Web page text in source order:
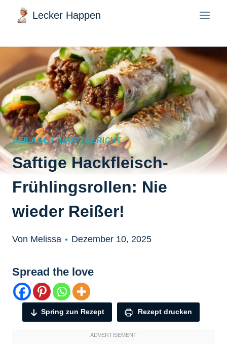
Zum
Inhalt
springen
Lecker Happen
BEILAGE / HAUPTGERICHT
Saftige Hackfleisch-
Frühlingsrollen: Nie
wieder Reißer!
Von Melissa Dezember 10, 2025
Spread the love
Spring zun Rezept Rezept drucken